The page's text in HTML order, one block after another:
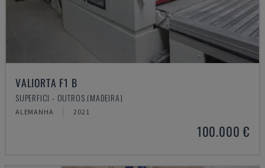
VALIORTA F1 B
SUPERFICI - OUTROS (MADEIRA)
ALEMANHA 2021
100.000 €